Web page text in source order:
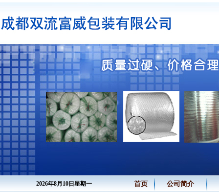
2026年8月10日星期一 首页 公司简介